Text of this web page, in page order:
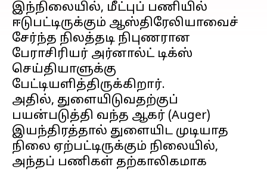
இந்நிலையில், மீட்புப் பணியில்
ஈடுபட்டிருக்கும் ஆஸ்திரேலியாவைச்
சேர்ந்த நிலத்தடி நிபுணரான
பேராசிரியர் அர்னால்ட் டிக்ஸ்
செய்தியாளுக்கு
பேட்டியளித்திருக்கிறார்.
அதில், துளையிடுவதற்குப்
பயன்படுத்தி வந்த ஆகர் (Auger)
இயந்திரத்தால் துளையிட முடியாத
நிலை ஏற்பட்டிருக்கும் நிலையில்,
அந்தப் பணிகள் தற்காலிகமாக